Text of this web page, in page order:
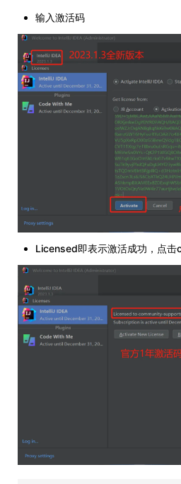
输入激活码
Licensed即表示激活成功，点击